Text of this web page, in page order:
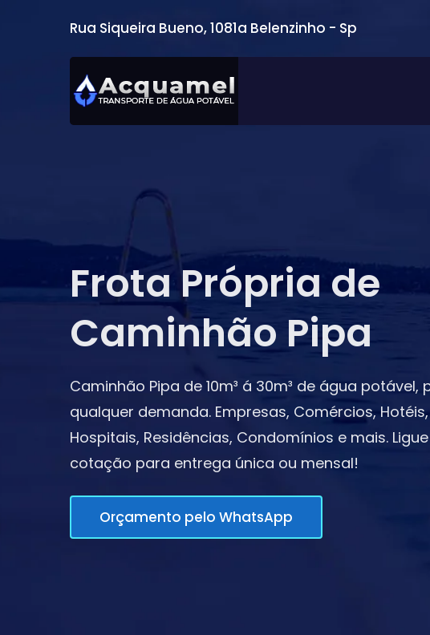
Rua Siqueira Bueno, 1081a Belenzinho - Sp
Frota Própria de
Caminhão Pipa
Caminhão Pipa de 10m³ á 30m³ de água potável,
qualquer demanda. Empresas, Comércios,
Hospitais, Residências, Condomínios e mais.
cotação para entrega única ou mensal!
Orçamento pelo WhatsApp